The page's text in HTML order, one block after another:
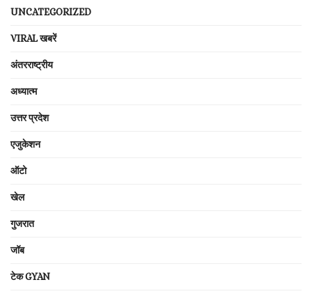
UNCATEGORIZED
VIRAL खबरें
अंतरराष्ट्रीय
अध्यात्म
उत्तर प्रदेश
एजुकेशन
ऑटो
खेल
गुजरात
जॉब
टेक GYAN